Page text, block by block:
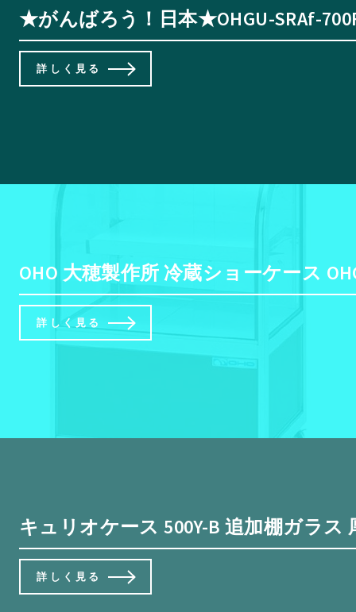
★がんばろう！日本★OHGU-SRAf-
詳しく見る
OHO 大穂製作所 冷蔵ショーケース
詳しく見る
キュリオケース 500Y-B 追加棚ガラ
詳しく見る